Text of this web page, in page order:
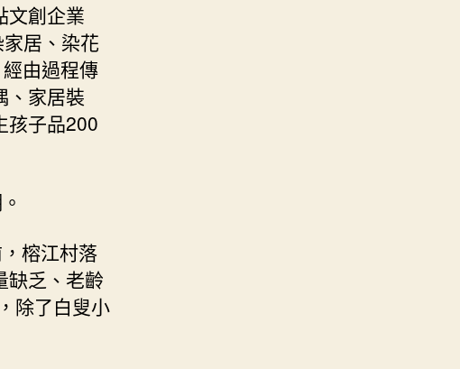
文創企業
居、染花
由過程傳
、家居裝
孩子品200
榕江村落
缺乏、老齡
除了白叟小